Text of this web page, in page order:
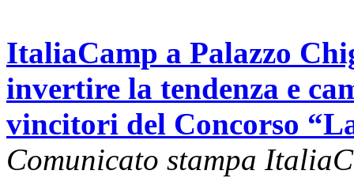
ItaliaCamp a Palazzo
invertire la tendenza e
vincitori del Concorso
Comunicato stampa